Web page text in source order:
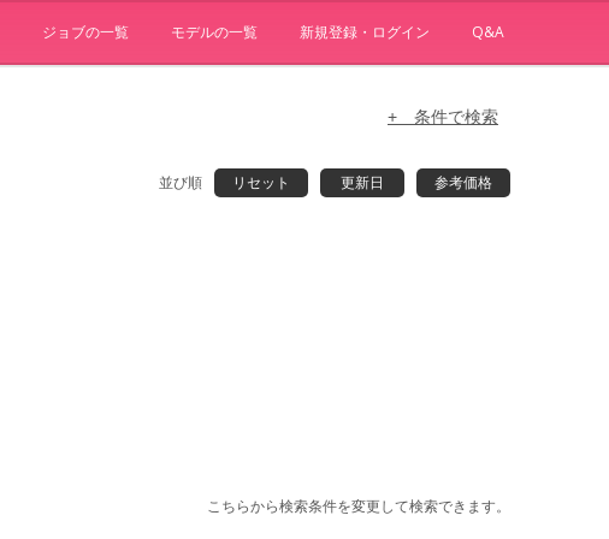
ジョブの一覧 モデルの一覧 新規登録・ログイン Q&A
+ 条件で検索
並び順 リセット 更新日 参考価格
こちらから検索条件を変更して検索できます。